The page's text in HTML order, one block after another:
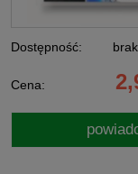
Dostępność:
Cena: